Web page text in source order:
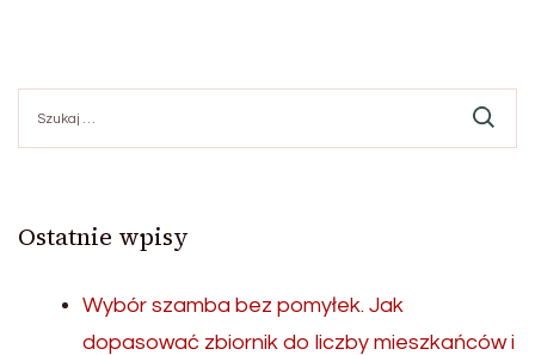
Ostatnie wpisy
Wybór szamba bez pomyłek. Jak
dopasować zbiornik do liczby mieszkańców i